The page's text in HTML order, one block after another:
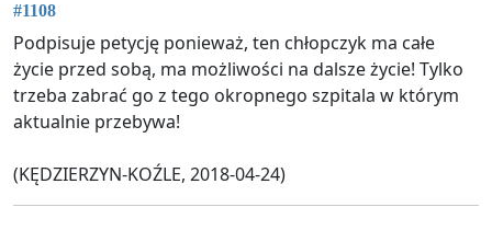
#1108
Podpisuje petycję ponieważ, ten chłopczyk ma całe
życie przed sobą, ma możliwości na dalsze życie! Tylko
trzeba zabrać go z tego okropnego szpitala w którym
aktualnie przebywa!
(KĘDZIERZYN-KOŹLE, 2018-04-24)